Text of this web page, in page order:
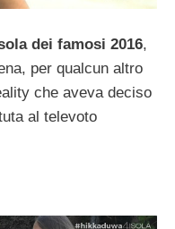
dei famosi 2016,
per qualcun altro
che aveva deciso
al televoto